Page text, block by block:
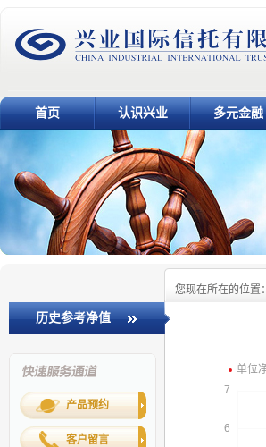
首页 认识兴业 多元金融
您现在所在的位置：
历史参考净值
产品预约
客户留言